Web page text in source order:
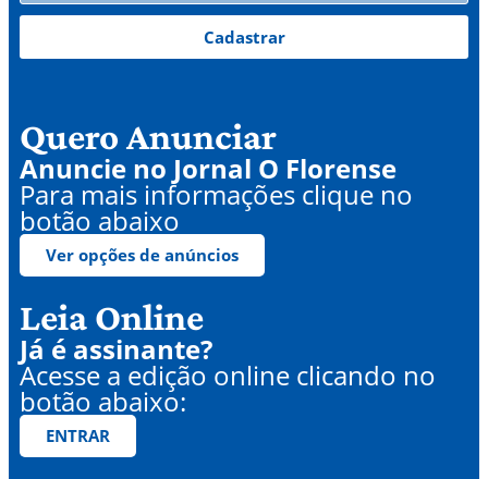
Cadastrar
Quero Anunciar
Anuncie no Jornal O Florense
Para mais informações clique no
botão abaixo
Ver opções de anúncios
Leia Online
Já é assinante?
Acesse a edição online clicando no
botão abaixo:
ENTRAR